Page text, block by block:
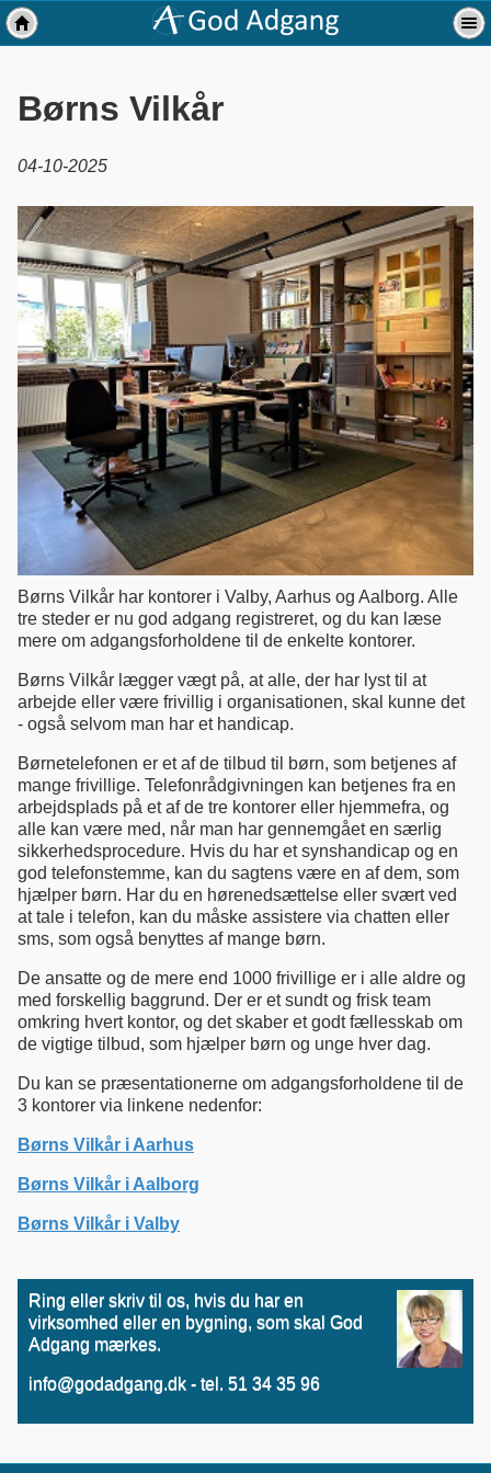
Børns Vilkår
04-10-2025
Børns Vilkår har kontorer i Valby, Aarhus og Aalborg. Alle
tre steder er nu god adgang registreret, og du kan læse
mere om adgangsforholdene til de enkelte kontorer.
Børns Vilkår lægger vægt på, at alle, der har lyst til at
arbejde eller være frivillig i organisationen, skal kunne det
- også selvom man har et handicap.
Børnetelefonen er et af de tilbud til børn, som betjenes af
mange frivillige. Telefonrådgivningen kan betjenes fra en
arbejdsplads på et af de tre kontorer eller hjemmefra, og
alle kan være med, når man har gennemgået en særlig
sikkerhedsprocedure. Hvis du har et synshandicap og en
god telefonstemme, kan du sagtens være en af dem, som
hjælper børn. Har du en hørenedsættelse eller svært ved
at tale i telefon, kan du måske assistere via chatten eller
sms, som også benyttes af mange børn.
De ansatte og de mere end 1000 frivillige er i alle aldre og
med forskellig baggrund. Der er et sundt og frisk team
omkring hvert kontor, og det skaber et godt fællesskab om
de vigtige tilbud, som hjælper børn og unge hver dag.
Du kan se præsentationerne om adgangsforholdene til de
3 kontorer via linkene nedenfor:
Børns Vilkår i Aarhus
Børns Vilkår i Aalborg
Børns Vilkår i Valby
Ring eller skriv til os, hvis du har en
virksomhed eller en bygning, som skal God
Adgang mærkes.
info@godadgang.dk - tel. 51 34 35 96